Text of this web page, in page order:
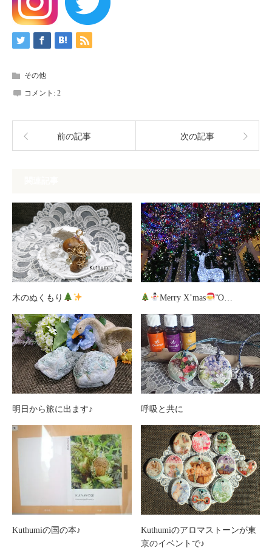
その他
コメント: 2
前の記事 次の記事
木のぬくもり Merry X’mas Ὂ…
明日から旅に出ます♪ 呼吸と共に
Kuthumiの国の本♪
Kuthumiのアロマストーンが東
京のイベントで♪